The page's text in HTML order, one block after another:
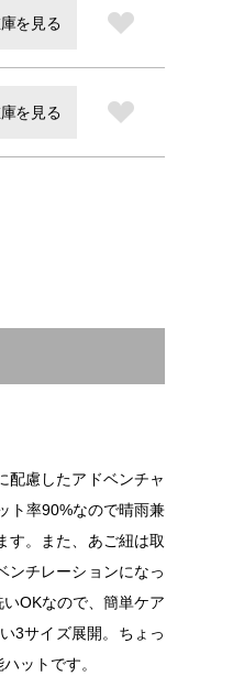
を見る
を見る
配慮したアドベンチャ
ト率90%なので晴雨兼
す。また、あご紐は取
ンチレーションになっ
OKなので、簡単ケア
3サイズ展開。ちょっ
ットです。